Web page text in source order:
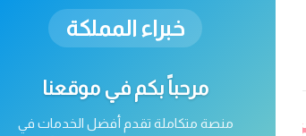
خبراء المملكة
مرحباً بكم في موقعنا
منصة متكاملة تقدم أفضل الخدمات في